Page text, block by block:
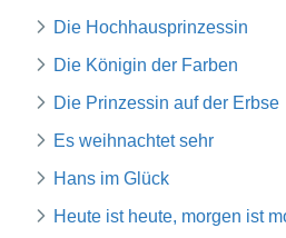
Die Hochhausprinzessin
Die Königin der Farben
Die Prinzessin auf der Erbse
Es weihnachtet sehr
Hans im Glück
Heute ist heute, morgen ist